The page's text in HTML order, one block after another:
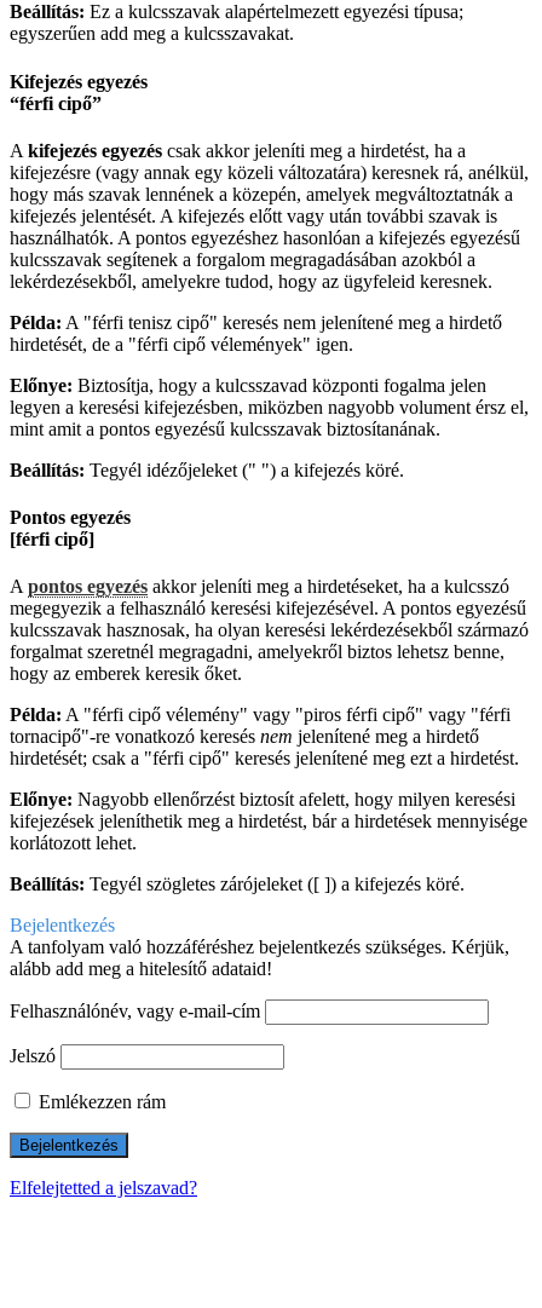
Beállítás: Ez a kulcsszavak alapértelmezett egyezési típusa;
egyszerűen add meg a kulcsszavakat.
Kifejezés egyezés
“férfi cipő”
A kifejezés egyezés csak akkor jeleníti meg a hirdetést, ha a
kifejezésre (vagy annak egy közeli változatára) keresnek rá, anélkül,
hogy más szavak lennének a közepén, amelyek megváltoztatnák a
kifejezés jelentését. A kifejezés előtt vagy után további szavak is
használhatók. A pontos egyezéshez hasonlóan a kifejezés egyezésű
kulcsszavak segítenek a forgalom megragadásában azokból a
lekérdezésekből, amelyekre tudod, hogy az ügyfeleid keresnek.
Példa: A "férfi tenisz cipő" keresés nem jelenítené meg a hirdető
hirdetését, de a "férfi cipő vélemények" igen.
Előnye: Biztosítja, hogy a kulcsszavad központi fogalma jelen
legyen a keresési kifejezésben, miközben nagyobb volument érsz el,
mint amit a pontos egyezésű kulcsszavak biztosítanának.
Beállítás: Tegyél idézőjeleket (" ") a kifejezés köré.
Pontos egyezés
[férfi cipő]
A pontos egyezés akkor jeleníti meg a hirdetéseket, ha a kulcsszó
megegyezik a felhasználó keresési kifejezésével. A pontos egyezésű
kulcsszavak hasznosak, ha olyan keresési lekérdezésekből származó
forgalmat szeretnél megragadni, amelyekről biztos lehetsz benne,
hogy az emberek keresik őket.
Példa: A "férfi cipő vélemény" vagy "piros férfi cipő" vagy "férfi
tornacipő"-re vonatkozó keresés nem jelenítené meg a hirdető
hirdetését; csak a "férfi cipő" keresés jelenítené meg ezt a hirdetést.
Előnye: Nagyobb ellenőrzést biztosít afelett, hogy milyen keresési
kifejezések jeleníthetik meg a hirdetést, bár a hirdetések mennyisége
korlátozott lehet.
Beállítás: Tegyél szögletes zárójeleket ([ ]) a kifejezés köré.
Bejelentkezés
A tanfolyam való hozzáféréshez bejelentkezés szükséges. Kérjük,
alább add meg a hitelesítő adataid!
Felhasználónév, vagy e-mail-cím
Jelszó
Emlékezzen rám
Elfelejtetted a jelszavad?